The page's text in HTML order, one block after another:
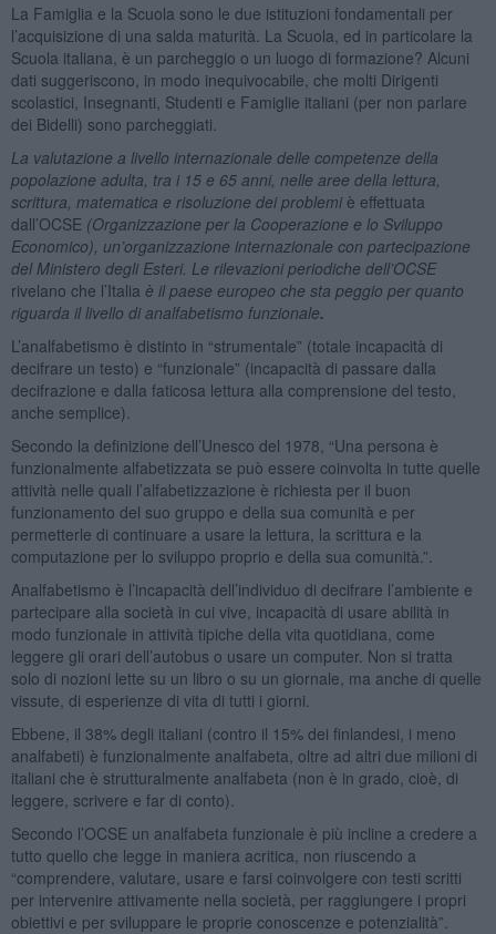
La Famiglia e la Scuola sono le due istituzioni fondamentali per
l’acquisizione di una salda maturità. La Scuola, ed in particolare la
Scuola italiana, è un parcheggio o un luogo di formazione? Alcuni
dati suggeriscono, in modo inequivocabile, che molti Dirigenti
scolastici, Insegnanti, Studenti e Famiglie italiani (per non parlare
dei Bidelli) sono parcheggiati.
La valutazione a livello internazionale delle competenze della
popolazione adulta, tra i 15 e 65 anni, nelle aree della lettura,
scrittura, matematica e risoluzione dei problemiè effettuata
dall’OCSE (Organizzazione per la Cooperazione e lo Sviluppo
Economico), un’organizzazione internazionale con partecipazione
del Ministero degli Esteri. Le rilevazioni periodiche dell’OCSE
rivelano che l’Italia è il paese europeo che sta peggio per quanto
riguarda il livello di analfabetismo funzionale.
L’analfabetismo è distinto in “strumentale” (totale incapacità di
decifrare un testo) e “funzionale” (incapacità di passare dalla
decifrazione e dalla faticosa lettura alla comprensione del testo,
anche semplice).
Secondo la definizione dell’Unesco del 1978, “Una persona è
funzionalmente alfabetizzata se può essere coinvolta in tutte quelle
attività nelle quali l’alfabetizzazione è richiesta per il buon
funzionamento del suo gruppo e della sua comunità e per
permetterle di continuare a usare la lettura, la scrittura e la
computazione per lo sviluppo proprio e della sua comunità.”.
Analfabetismo è l’incapacità dell’individuo di decifrare l’ambiente e
partecipare alla società in cui vive, incapacità di usare abilità in
modo funzionale in attività tipiche della vita quotidiana, come
leggere gli orari dell’autobus o usare un computer. Non si tratta
solo di nozioni lette su un libro o su un giornale, ma anche di quelle
vissute, di esperienze di vita di tutti i giorni.
Ebbene, il 38% degli italiani (contro il 15% dei finlandesi, i meno
analfabeti) è funzionalmente analfabeta, oltre ad altri due milioni di
italiani che è strutturalmente analfabeta (non è in grado, cioè, di
leggere, scrivere e far di conto).
Secondo l’OCSE un analfabeta funzionale è più incline a credere a
tutto quello che legge in maniera acritica, non riuscendo a
“comprendere, valutare, usare e farsi coinvolgere con testi scritti
per intervenire attivamente nella società, per raggiungere i propri
obiettivi e per sviluppare le proprie conoscenze e potenzialità”.